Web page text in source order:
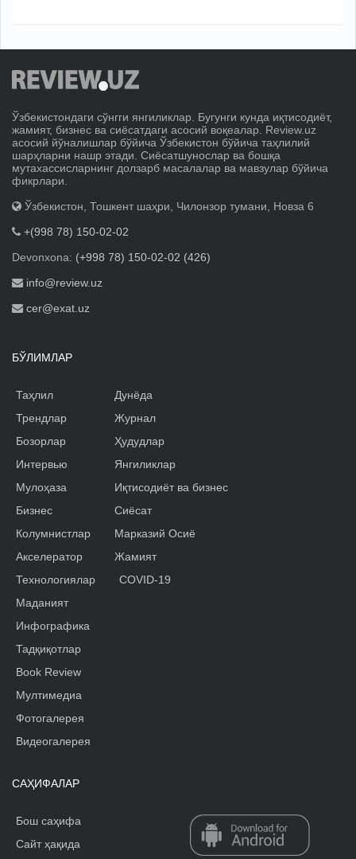
Ўзбекистондаги сўнгги янгиликлар. Бугунги кунда иқтисодиёт,
жамият, бизнес ва сиёсатдаги асосий воқеалар. Review.uz
асосий йўналишлар бўйича Ўзбекистон бўйича таҳлилий
шарҳларни нашр этади. Сиёсатшунослар ва бошқа
мутахассисларнинг долзарб масалалар ва мавзулар бўйича
фикрлари.
Ўзбекистон, Тошкент шаҳри, Чилонзор тумани, Новза 6
+(998 78) 150-02-02
Devonxona: (+998 78) 150-02-02 (426)
info@review.uz
cer@exat.uz
БЎЛИМЛАР
Таҳлил
Трендлар
Бозорлар
Интервью
Мулоҳаза
Бизнес
Колумнистлар
Акселератор
Дунёда
Журнал
Ҳудудлар
Янгиликлар
Иқтисодиёт ва бизнес
Сиёсат
Марказий Осиё
Жамият
Технологиялар
Маданият
Инфографика
Тадқиқотлар
Book Review
Мултимедиа
Фотогалерея
Видеогалерея
COVID-19
САҲИФАЛАР
Бош саҳифа
Сайт ҳақида